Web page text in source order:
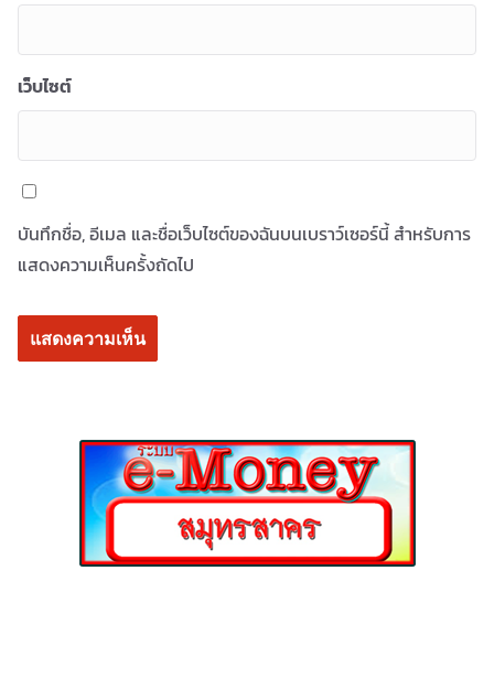
เว็บไซต์
บันทึกชื่อ, อีเมล และชื่อเว็บไซต์ของฉันบนเบราว์เซอร์นี้ สำหรับการ
แสดงความเห็นครั้งถัดไป